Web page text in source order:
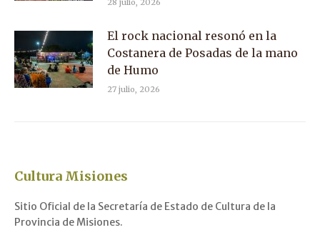
El rock nacional resonó en la
Costanera de Posadas de la mano
de Humo
27 julio, 2026
Cultura Misiones
Sitio Oficial de la Secretaría de Estado de Cultura de la
Provincia de Misiones.